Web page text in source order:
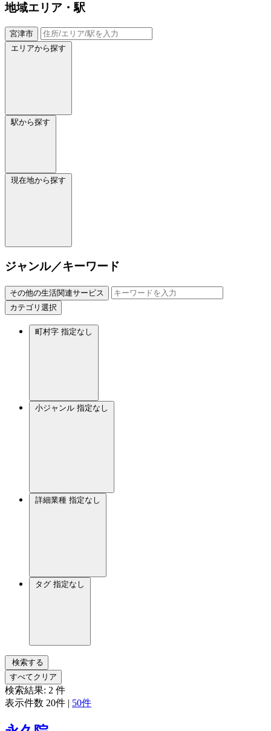
地域エリア・駅
宮津市
エリアから探す
駅から探す
現在地から探す
ジャンル／キーワード
その他の生活関連サービス
カテゴリ選択
町村字 指定なし
小ジャンル 指定なし
詳細業種 指定なし
タグ 指定なし
検索する
すべてクリア
検索結果: 2 件
表示件数 20件 | 50件